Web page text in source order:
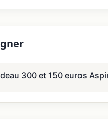
300 et 150 euros